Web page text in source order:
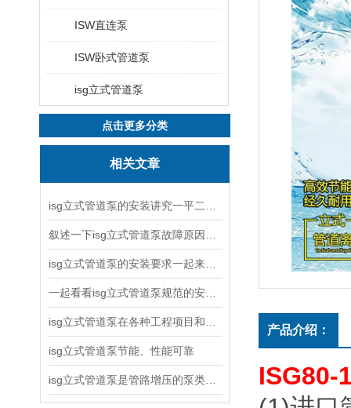
ISW直连泵
ISW卧式管道泵
isg立式管道泵
点击更多分类
相关文章
isg立式管道泵节能、性能可靠
产品介绍：
ISG80-